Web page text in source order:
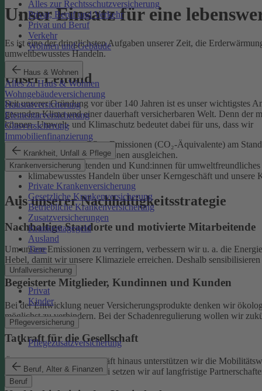
Alles zur Rechtsschutzversicherung
Privat, Beruf und Verkehr
Privat und Beruf
Verkehr
Wohnen und Gebäude
Haus & Wohnen
Alles zu Haus & Wohnen
Wohngebäudeversicherung
Hausratversicherung
Elementarversicherung
Glasversicherung
Immobilienfinanzierung
Krankheit, Unfall & Pflege
Krankenversicherung
Private Krankenversicherung
Gesetzliche Krankenversicherung
Betriebliche Krankenversicherung
Zusatzversicherungen
Krankentagegeld
Ausland
Tiere
Unfallversicherung
Privat
Kinder
Pflegeversicherung
Pflegezusatzversicherung
Beruf, Alter & Finanzen
Beruf
Unser Einsatz für eine
Es ist eine der dringlichsten Aufgaben unserer Zeit, die
umweltbewusstes Handeln.
Unser Leitbild
Seit unserer Gründung vor über 140 Jahren ist es unser wichtigstes
gesunden Klima und einer dauerhaft versicherbaren Welt. Denn der
können.Umwelt- und Klimaschutz bedeutet dabei für uns, dass wir
unsere eigenen CO₂e-Emissionen (CO₂-Äquivalente) am
unvermeidliche Emissionen ausgleichen.
unsere Mitarbeitenden und Kund:innen für
klimabewusstes Handeln über unser Kerngeschäft und unsere
Aus unserer Nachhaltigkeitsstrategie
Nachhaltige Standorte und motivierte Mitarbeitende
Um unsere Emissionen zu verringern, verbessern wir u. a. die
Hebel, damit wir unsere Klimaziele erreichen. Deshalb
Begeisterte Mitglieder, Kundinnen und Kunden
Bei der Entwicklung neuer Versicherungsprodukte denken wir
möglichst zu verhindern. Bei der Schadenregulierung wollen wir
Tatkraft für die Gesellschaft
Über unser tägliches Geschäft hinaus unterstützen wir die
Klimaschutz widmen. Dabei setzen wir auf langfristige